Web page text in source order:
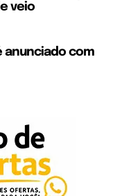
veio
anunciado com